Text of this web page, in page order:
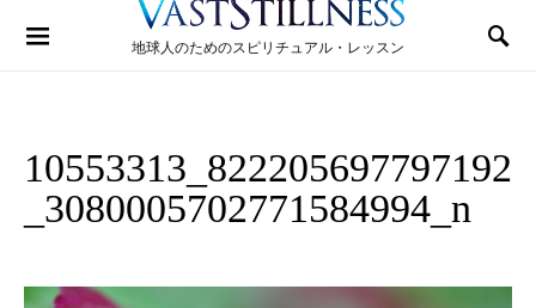
地球人のためのスピリチュアル・レッスン
Search for:
10553313_822205697797192
_3080005702771584994_n